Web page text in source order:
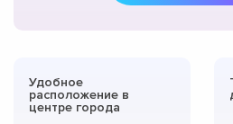
Удобное
расположение в
центре города